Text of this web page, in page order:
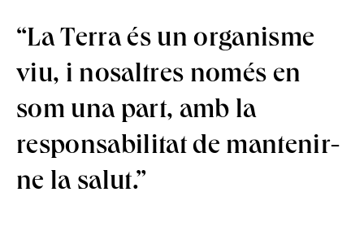
“La Terra és un organisme
viu, i nosaltres només en
som una part, amb la
responsabilitat de mantenir-
ne la salut.”